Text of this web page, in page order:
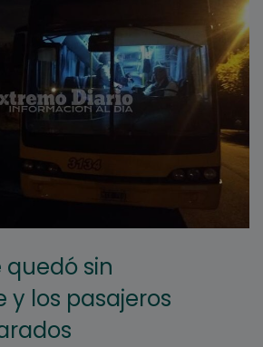
quedó sin
los pasajeros